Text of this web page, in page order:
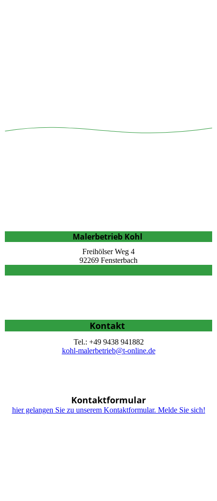
Malerbetrieb Kohl
Freihölser Weg 4
92269 Fensterbach
Kontakt
Tel.: +49 9438 941882
kohl-malerbetrieb@t-online.de
Kontaktformular
hier gelangen Sie zu unserem Kontaktformular. Melde Sie sich!